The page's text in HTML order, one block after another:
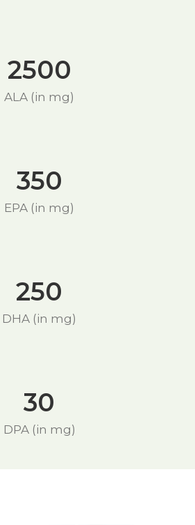
2500
ALA (in mg)
350
EPA (in mg)
250
DHA (in mg)
30
DPA (in mg)